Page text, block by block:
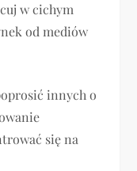
w cichym
od mediów
innych o
się na